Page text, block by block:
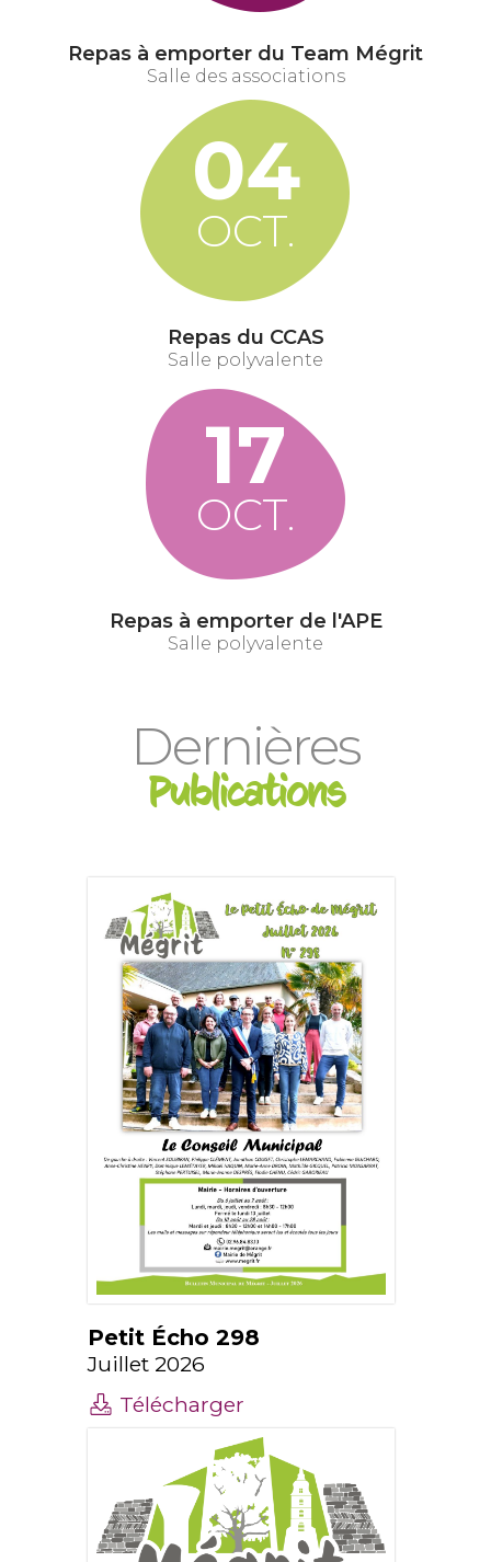
Repas à emporter du Team Mégrit
Salle des associations
04
OCT.
Repas du CCAS
Salle polyvalente
17
OCT.
Repas à emporter de l'APE
Salle polyvalente
Dernières
Publications
Petit Écho 298
Juillet 2026
Télécharger